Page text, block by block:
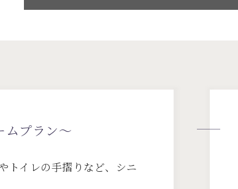
ムプラン～
トイレの手摺りなど、シニ